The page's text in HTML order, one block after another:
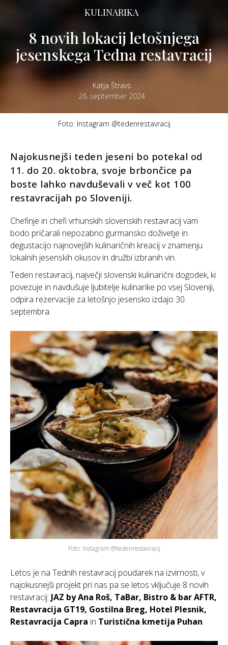
KULINARIKA
8 novih lokacij letošnjega
jesenskega Tedna restavracij
Katja Štravs
26. september 2024
Foto: Instagram @tedenrestavracij
Najokusnejši teden jeseni bo potekal od
11. do 20. oktobra, svoje brbončice pa
boste lahko navduševali v več kot 100
restavracijah po Sloveniji.
Chefinje in chefi vrhunskih slovenskih restavracij vam
bodo pričarali nepozabno gurmansko doživetje in
degustacijo najnovejših kulinaričnih kreacij v znamenju
lokalnih jesenskih okusov in družbi izbranih vin.
Teden restavracij, največji slovenski kulinarični dogodek, ki
povezuje in navdušuje ljubitelje kulinarike po vsej Sloveniji,
odpira rezervacije za letošnjo jesensko izdajo 30.
septembra.
Foto: Instagram @tedenrestavracij
Letos je na Tednih restavracij poudarek na izvirnosti, v
najokusnejši projekt pri nas pa se letos vključuje 8 novih
restavracij: JAZ by Ana Roš, TaBar, Bistro & bar AFTR,
Restavracija GT19, Gostilna Breg, Hotel Plesnik,
Restavracija Capra in Turistična kmetija Puhan.